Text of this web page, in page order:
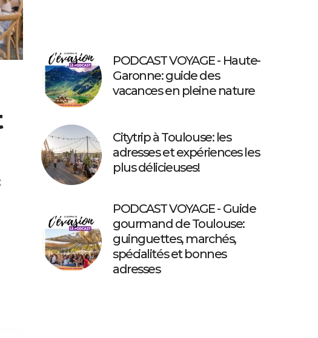
PODCAST VOYAGE - Haute-
Garonne: guide des
vacances en pleine nature
Citytrip à Toulouse: les
adresses et expériences les
plus délicieuses!
PODCAST VOYAGE - Guide
gourmand de Toulouse:
guinguettes, marchés,
spécialités et bonnes
adresses